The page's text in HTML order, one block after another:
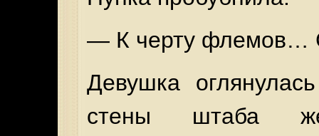
— К черту флемов…
Девушка
стены штаба